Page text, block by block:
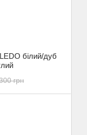
білий/дуб
грн